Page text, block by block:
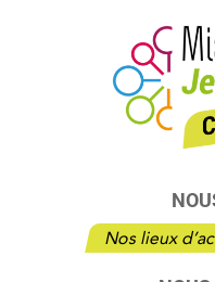
Nos lieux